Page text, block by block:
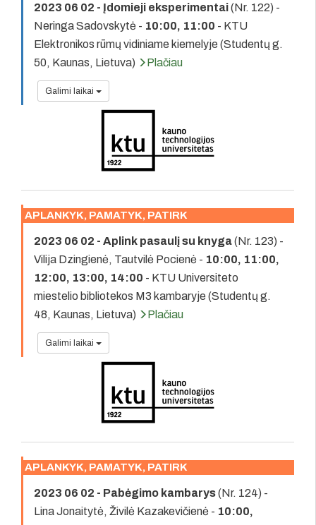
2023 06 02 - Įdomieji eksperimentai(Nr. 122) -
Neringa Sadovskytė - 10:00, 11:00 - KTU
Elektronikos rūmų vidiniame kiemelyje (Studentų g.
50, Kaunas, Lietuva)
Plačiau
Galimi laikai
APLANKYK, PAMATYK, PATIRK
2023 06 02 - Aplink pasaulį su knyga(Nr. 123) -
Vilija Dzingienė, Tautvilė Pocienė - 10:00, 11:00,
12:00, 13:00, 14:00 - KTU Universiteto
miestelio bibliotekos M3 kambaryje (Studentų g.
48, Kaunas, Lietuva)
Plačiau
Galimi laikai
APLANKYK, PAMATYK, PATIRK
2023 06 02 - Pabėgimo kambarys(Nr. 124) -
Lina Jonaitytė, Živilė Kazakevičienė - 10:00,